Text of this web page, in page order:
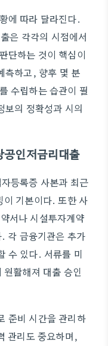
에 따라 달라진다.
은 각각의 시점에서
단하는 것이 핵심이
측하고, 향후 몇 분
수립하는 습관이 필
보의 정확성과 시의
인저금리대출
등록증 사본과 최근
기본이다. 또한 사
서나 시설투자계약
각 금융기관은 추가
수 있다. 서류를 미
활해져 대출 승인
준비 시간을 관리하
관리도 중요하며,